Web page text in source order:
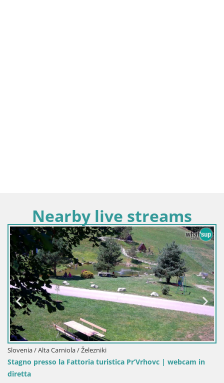
Nearby live streams
Slovenia / Alta Carniola / Železniki
Stagno presso la Fattoria turistica Pr’Vrhovc | webcam in
diretta